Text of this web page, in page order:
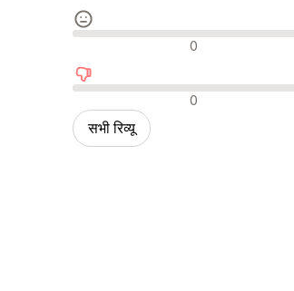
न्यूट्रल रिव्यू 0
नकारात्मक रिव्यू 0
सभी रिव्यू